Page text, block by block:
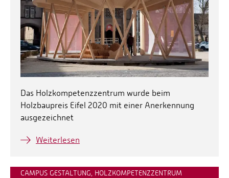
Das Holzkompetenzzentrum wurde beim
Holzbaupreis Eifel 2020 mit einer Anerkennung
ausgezeichnet
Weiterlesen
CAMPUS GESTALTUNG, HOLZKOMPETENZZENTRUM